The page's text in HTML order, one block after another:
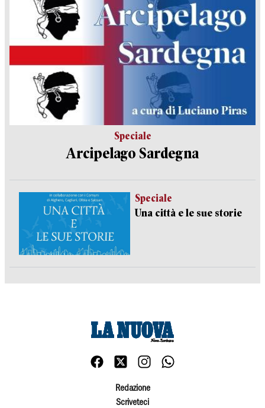
Speciale
Arcipelago Sardegna
Speciale
Una città e le sue storie
Redazione
Scriveteci